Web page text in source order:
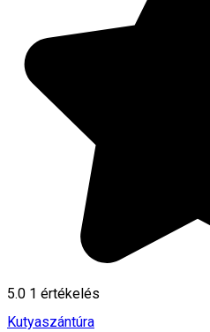
5.0 1 értékelés
Kutyaszántúra